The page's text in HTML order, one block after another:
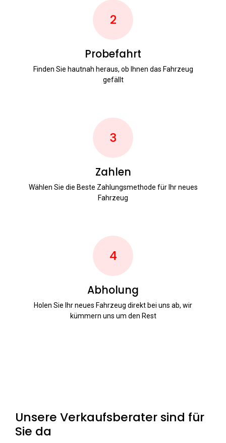
2
Probefahrt
Finden Sie hautnah heraus, ob Ihnen das Fahrzeug
gefällt
3
Zahlen
Wählen Sie die Beste Zahlungsmethode für Ihr neues
Fahrzeug
4
Abholung
Holen Sie Ihr neues Fahrzeug direkt bei uns ab, wir
kümmern uns um den Rest
Unsere Verkaufsberater sind für
Sie da